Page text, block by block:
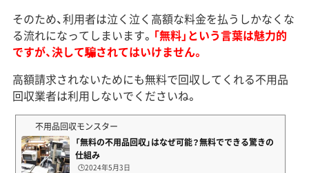
そのため、利用者は泣く泣く高額な料金を払うしかなくな
る流れになってしまいます。 「無料」という言葉は魅力的
ですが、決して騙されてはいけません。
高額請求されないためにも無料で回収してくれる不用品
回収業者は利用しないでくださいね。
不用品回収モンスター
「無料の不用品回収」はなぜ可能？無料でできる驚きの
仕組み
🕒️2024年5月3日